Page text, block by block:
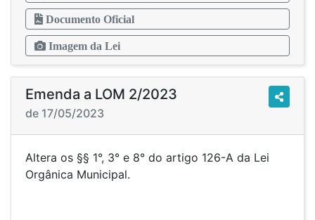
Documento Oficial
Imagem da Lei
Emenda a LOM 2/2023
de 17/05/2023
Altera os §§ 1°, 3° e 8° do artigo 126-A da Lei
Orgânica Municipal.